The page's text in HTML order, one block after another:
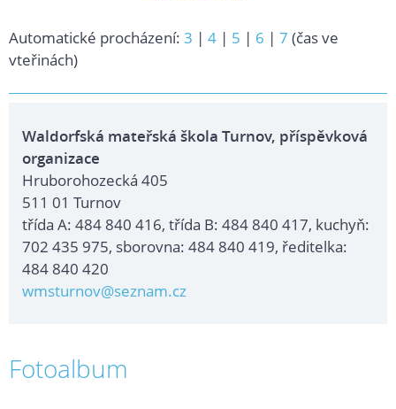
Automatické procházení: 3 | 4 | 5 | 6 | 7 (čas ve
vteřinách)
Waldorfská mateřská škola Turnov, příspěvková
organizace
Hruborohozecká 405
511 01 Turnov
třída A: 484 840 416, třída B: 484 840 417, kuchyň:
702 435 975, sborovna: 484 840 419, ředitelka:
484 840 420
wmsturnov@seznam.cz
Fotoalbum